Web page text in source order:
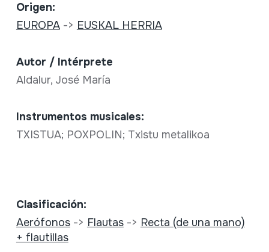
Origen:
EUROPA-> EUSKAL HERRIA
Autor / Intérprete
Aldalur, José María
Instrumentos musicales:
TXISTUA; POXPOLIN; Txistu metalikoa
Clasificación:
Aerófonos-> Flautas-> Recta (de una mano)
+ flautillas